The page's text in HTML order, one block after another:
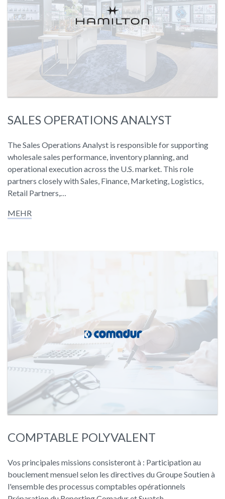
SALES OPERATIONS ANALYST
The Sales Operations Analyst is responsible for supporting
wholesale sales performance, inventory planning, and
operational execution across the U.S. market. This role
partners closely with Sales, Finance, Marketing, Logistics,
Retail Partners,…
MEHR
COMPTABLE POLYVALENT
Vos principales missions consisteront à : Participation au
bouclement mensuel selon les directives du Groupe Soutien à
l'ensemble des processus comptables opérationnels